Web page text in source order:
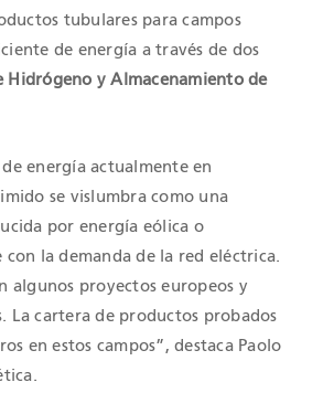
tubulares para campos
de energía a través de dos
Hidrógeno y Almacenamiento de
energía actualmente en
se vislumbra como una
por energía eólica o
la demanda de la red eléctrica.
algunos proyectos europeos y
La cartera de productos probados
en estos campos”, destaca Paolo